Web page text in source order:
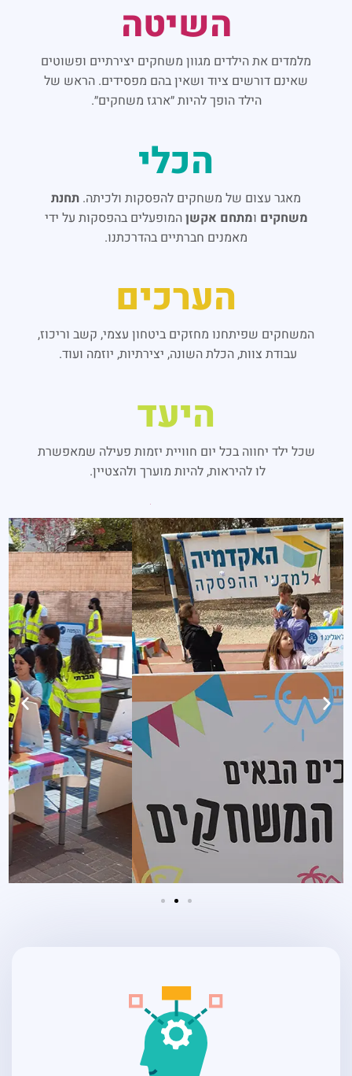
השיטה
מלמדים את הילדים מגוון משחקים יצירתיים ופשוטים
שאינם דורשים ציוד ושאין בהם מפסידים. הראש של
הילד הופך להיות ״ארגז משחקים״.
הכלי
מאגר עצום של משחקים להפסקות ולכיתה. תחנת
משחקים ומתחם אקשןהמופעלים בהפסקות על ידי
מאמנים חברתיים בהדרכתנו.
הערכים
המשחקים שפיתחנו מחזקים ביטחון עצמי, קשב וריכוז,
עבודת צוות, הכלת השונה, יצירתיות, יוזמה ועוד.
היעד
שכל ילד יחווה בכל יום חוויית יזמות פעילה שמאפשרת
לו להיראות, להיות מוערך ולהצטיין.